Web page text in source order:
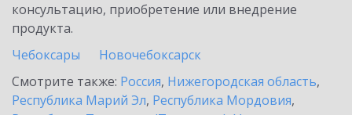
консультацию, приобретение или внедрение
продукта.
Чебоксары
Новочебоксарск
Смотрите также: Россия, Нижегородская область,
Республика Марий Эл, Республика Мордовия,